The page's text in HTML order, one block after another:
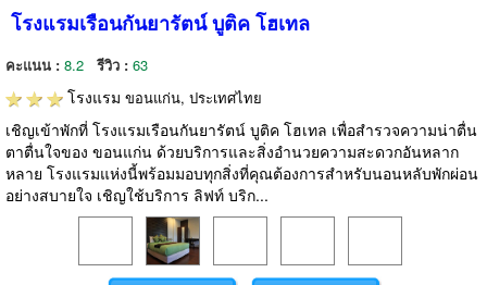
โรงแรมเรือนกันยารัตน์ บูติค โฮเทล
คะแนน : 8.2 รีวิว : 63
โรงแรม ขอนแก่น, ประเทศไทย
เชิญเข้าพักที่ โรงแรมเรือนกันยารัตน์ บูติค โฮเทล เพื่อสำรวจความน่าตื่น
ตาตื่นใจของ ขอนแก่น ด้วยบริการและสิ่งอำนวยความสะดวกอันหลาก
หลาย โรงแรมแห่งนี้พร้อมมอบทุกสิ่งที่คุณต้องการสำหรับนอนหลับพักผ่อน
อย่างสบายใจ เชิญใช้บริการ ลิฟท์ บริก...